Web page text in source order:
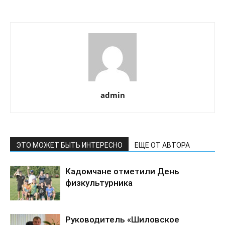
admin
ЭТО МОЖЕТ БЫТЬ ИНТЕРЕСНО ЕЩЕ ОТ АВТОРА
Кадомчане отметили День
физкультурника
Руководитель «Шиловское